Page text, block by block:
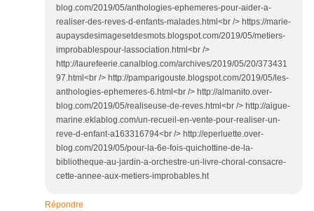
blog.com/2019/05/anthologies-ephemeres-pour-aider-a-
realiser-des-reves-d-enfants-malades.html<br /> https://marie-
aupaysdesimagesetdesmots.blogspot.com/2019/05/metiers-
improbablespour-lassociation.html<br />
http://laurefeerie.canalblog.com/archives/2019/05/20/373431
97.html<br /> http://pamparigouste.blogspot.com/2019/05/les-
anthologies-ephemeres-6.html<br /> http://almanito.over-
blog.com/2019/05/realiseuse-de-reves.html<br /> http://aigue-
marine.eklablog.com/un-recueil-en-vente-pour-realiser-un-
reve-d-enfant-a163316794<br /> http://eperluette.over-
blog.com/2019/05/pour-la-6e-fois-quichottine-de-la-
bibliotheque-au-jardin-a-orchestre-un-livre-choral-consacre-
cette-annee-aux-metiers-improbables.ht
Répondre